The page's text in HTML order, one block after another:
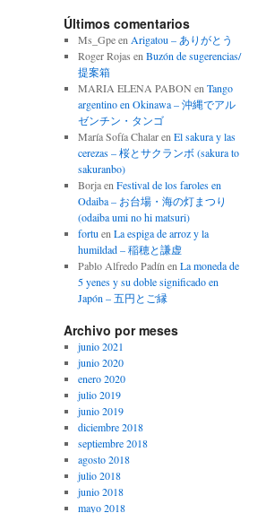
Últimos comentarios
Ms_Gpeen Arigatou – ありがとう
Roger Rojas en Buzón de sugerencias/
提案箱
MARIA ELENA PABON en Tango
argentino en Okinawa – 沖縄でアル
ゼンチン・タンゴ
María Sofía Chalaren El sakura y las
cerezas – 桜とサクランボ (sakura to
sakuranbo)
Borjaen Festival de los faroles en
Odaiba – お台場・海の灯まつり
(odaiba umi no hi matsuri)
fortu en La espiga de arroz y la
humildad – 稲穂と謙虚
Pablo Alfredo Padín en La moneda de
5 yenes y su doble significado en
Japón – 五円とご縁
Archivo por meses
junio 2021
junio 2020
enero 2020
julio 2019
junio 2019
diciembre 2018
septiembre 2018
agosto 2018
julio 2018
junio 2018
mayo 2018